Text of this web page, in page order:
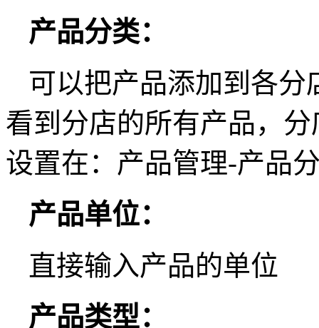
产品分类：
可以把产品添加到各
看到分店的所有产品，
设置在：产品管理-产品
产品单位：
直接输入产品的单位
产品类型：